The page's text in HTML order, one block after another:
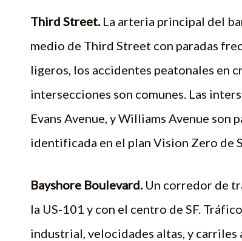
Third Street.La arteria principal del
medio de Third Street con paradas
ligeros, los accidentes peatonales en
intersecciones son comunes. Las
Evans Avenue, y Williams Avenue
identificada en el plan Vision Zero de
Bayshore Boulevard.Un corredor de
la US-101 y con el centro de SF.
industrial, velocidades altas, y carriles